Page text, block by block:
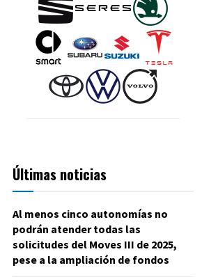
Últimas noticias
Al menos cinco autonomías no
podrán atender todas las
solicitudes del Moves III de 2025,
pese a la ampliación de fondos